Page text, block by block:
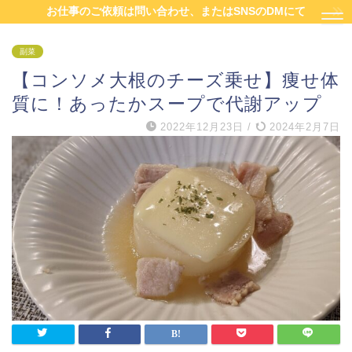
お仕事のご依頼は問い合わせ、またはSNSのDMにて
副菜
【コンソメ大根のチーズ乗せ】痩せ体
質に！あったかスープで代謝アップ
2022年12月23日 / 2024年2月7日